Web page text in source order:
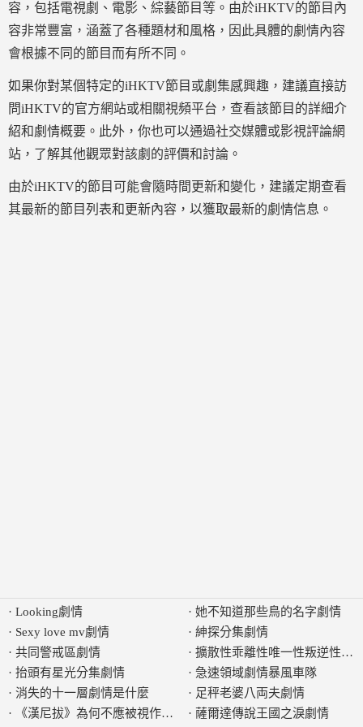
容，包括電視劇、電影、綜藝節目等。由於iHKTV的節目內
容非常豐富，涵蓋了各種題材和風格，因此具體的劇情內容
會根據不同的節目而有所不同。
如果你對某個特定的iHKTV節目或劇集感興趣，建議直接訪
問iHKTV的官方網站或相關視頻平台，查看該節目的詳細介
紹和劇情概要。此外，你也可以通過社交媒體或影視評論網
站，了解其他觀眾對該劇的評價和討論。
由於iHKTV的節目可能會隨時間更新和變化，建議定期查看
其最新的節目列表和更新內容，以獲取最新的劇情信息。
· Looking劇情
· Sexy love mv劇情
· 共同警戒區劇情
· 抬頭有星光分集劇情
· 消失的十一層劇情是什麼
·
《漢尼拔》為何不應被視作單純的驚悚劇情片
· 她不知道那些鳥的名字劇情
· 紳探分集劇情
· 擴散性乖離性唯一性叛逆性交
· 急速領域劇情暴風車隊
· 足秤老婆八両夫劇情
· 薩爾達傳說王國之淚劇情